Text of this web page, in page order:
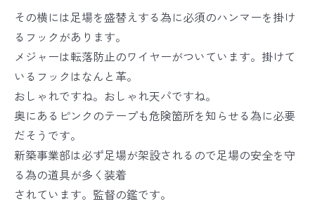
その横には足場を盛替えする為に必須のハンマーを掛け
るフックがあります。
メジャーは転落防止のワイヤーがついています。掛けて
いるフックはなんと革。
おしゃれですね。おしゃれ天パですね。
奥にあるピンクのテープも危険箇所を知らせる為に必要
だそうです。
新築事業部は必ず足場が架設されるので足場の安全を守
る為の道具が多く装着
されています。監督の鑑です。